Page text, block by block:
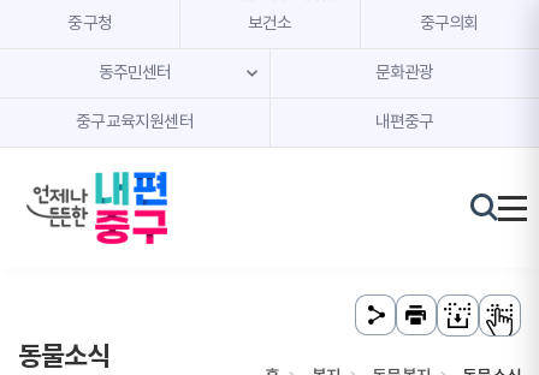
본문 내용 바로가기
주메뉴 바로가기
중구청 보건소 중구의회
동주민센터 문화관광
중구교육지원센터 내편중구
동물소식